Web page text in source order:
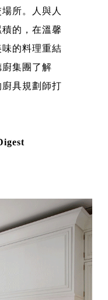
所。人與人
的，在溫馨
的料理重結
集團了解
廚具規劃師打